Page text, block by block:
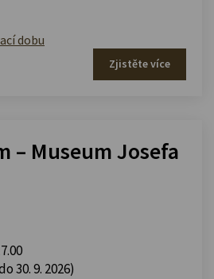
dobu
Zjistěte více
– Museum Josefa
30. 9. 2026)